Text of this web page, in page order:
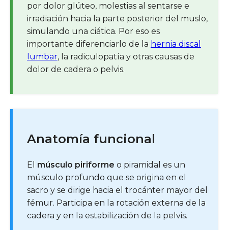
por dolor glúteo, molestias al sentarse e
irradiación hacia la parte posterior del muslo,
simulando una ciática. Por eso es
importante diferenciarlo de la hernia discal
lumbar, la radiculopatía y otras causas de
dolor de cadera o pelvis.
Anatomía funcional
El músculo piriforme o piramidal es un
músculo profundo que se origina en el
sacro y se dirige hacia el trocánter mayor del
fémur. Participa en la rotación externa de la
cadera y en la estabilización de la pelvis.